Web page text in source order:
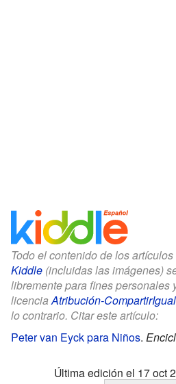
Todo el contenido de los
Kiddle (incluidas las imágenes)
libremente para fines personales
licenciaAtribución-CompartirIgual
lo contrario. Citar este artículo:
Peter van Eyck para Niños.
Última edición el 17 oct